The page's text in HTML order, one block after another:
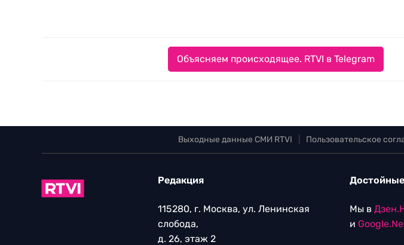
Объясняем происходящее. RTVI в Telegram
Выходные данные СМИ RTVI Пользовательское
Редакция
115280, г. Москва, ул. Ленинская
слобода,
д. 26, этаж 2
Мы в
и